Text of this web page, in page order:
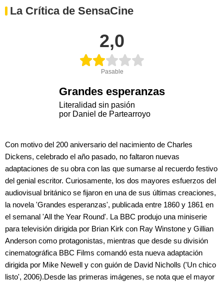
La Crítica de SensaCine
2,0
Pasable
Grandes esperanzas
Literalidad sin pasión
por Daniel de Partearroyo
Con motivo del 200 aniversario del nacimiento de Charles
Dickens, celebrado el año pasado, no faltaron nuevas
adaptaciones de su obra con las que sumarse al recuerdo festivo
del genial escritor. Curiosamente, los dos mayores esfuerzos del
audiovisual británico se fijaron en una de sus últimas creaciones,
la novela 'Grandes esperanzas', publicada entre 1860 y 1861 en
el semanal 'All the Year Round'. La BBC produjo una miniserie
para televisión dirigida por Brian Kirk con Ray Winstone y Gillian
Anderson como protagonistas, mientras que desde su división
cinematográfica BBC Films comandó esta nueva adaptación
dirigida por Mike Newell y con guión de David Nicholls ('Un chico
listo', 2006).Desde las primeras imágenes, se nota que el mayor